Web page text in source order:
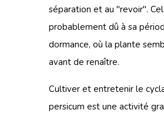
séparation et au "revoir".
probablement dû à sa
dormance, où la plante
avant de renaître.
Cultiver et entretenir le
persicum est une activité